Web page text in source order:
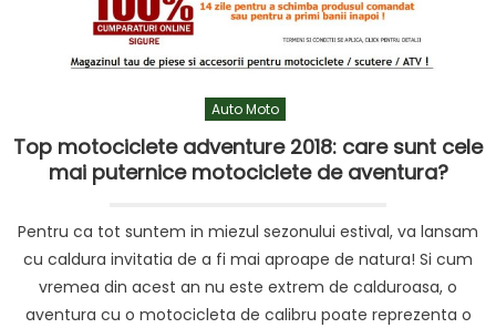
Auto Moto
Top motociclete adventure 2018: care sunt cele
mai puternice motociclete de aventura?
Pentru ca tot suntem in miezul sezonului estival, va lansam
cu caldura invitatia de a fi mai aproape de natura! Si cum
vremea din acest an nu este extrem de calduroasa, o
aventura cu o motocicleta de calibru poate reprezenta o